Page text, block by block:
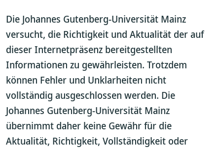
Die Johannes Gutenberg-Universität Mainz
versucht, die Richtigkeit und Aktualität der auf
dieser Internetpräsenz bereitgestellten
Informationen zu gewährleisten. Trotzdem
können Fehler und Unklarheiten nicht
vollständig ausgeschlossen werden. Die
Johannes Gutenberg-Universität Mainz
übernimmt daher keine Gewähr für die
Aktualität, Richtigkeit, Vollständigkeit oder